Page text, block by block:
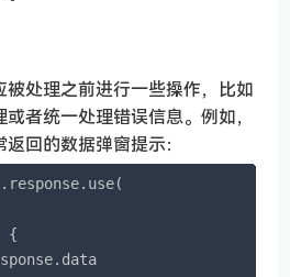
处理之前进行一些操作，比如
者统一处理错误信息。例如，
回的数据弹窗提示：
{